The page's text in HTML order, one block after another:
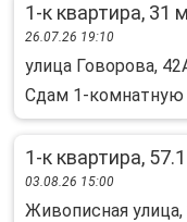
1-к квартира, 31
26.07.26 19:10
улица Говорова,
Сдам 1-комнатную
1-к квартира,
03.08.26 15:00
Живописная улица,